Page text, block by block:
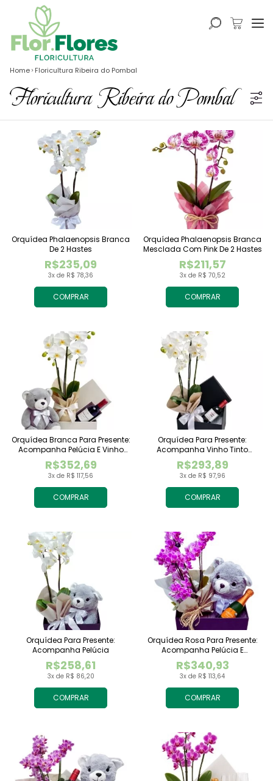
Home Floricultura Ribeira do Pombal
Floricultura Ribeira do Pombal
COMPRAR
3x de R$ 78,36
R$235,09
Orquídea Phalaenopsis Branca
De 2 Hastes
COMPRAR
3x de R$ 70,52
R$211,57
Orquídea Phalaenopsis Branca
Mesclada Com Pink De 2 Hastes
COMPRAR
3x de R$ 117,56
R$352,69
Orquídea Branca Para Presente:
Acompanha Pelúcia E Vinho
Tinto Importado
COMPRAR
3x de R$ 97,96
R$293,89
Orquídea Para Presente:
Acompanha Vinho Tinto
Importado
COMPRAR
3x de R$ 86,20
R$258,61
Orquídea Para Presente:
Acompanha Pelúcia
COMPRAR
3x de R$ 113,64
R$340,93
Orquídea Rosa Para Presente:
Acompanha Pelúcia E
Espumante